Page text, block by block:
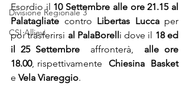
Divisione Regionale 3
CSI Allievi
Esordio il 10 Settembre alle ore 21.15 al
Palatagliate contro Libertas Lucca per
poi trasferirsi al PalaBorelli dove il 18 ed
il 25 Settembre
  affronterà,
alle ore
18.00, rispettivamente Chiesina  Basket
e Vela Viareggio.